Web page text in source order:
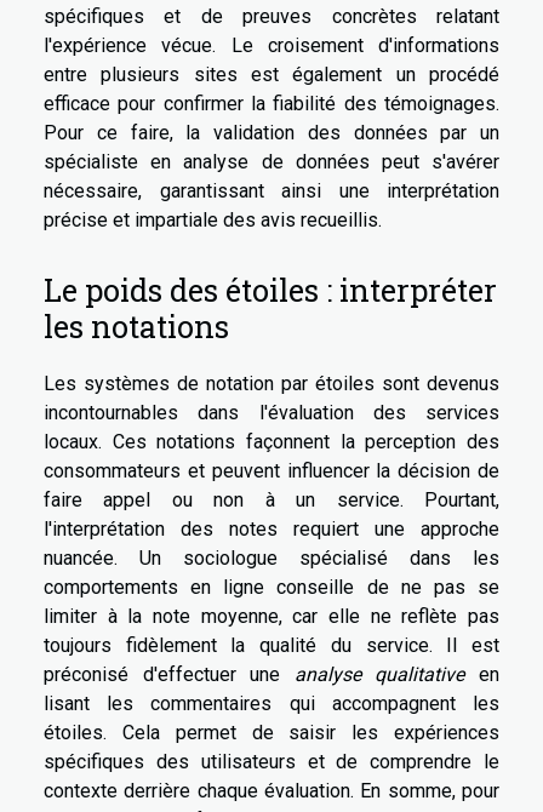
spécifiques et de preuves concrètes relatant
l'expérience vécue. Le croisement d'informations
entre plusieurs sites est également un procédé
efficace pour confirmer la fiabilité des témoignages.
Pour ce faire, la validation des données par un
spécialiste en analyse de données peut s'avérer
nécessaire, garantissant ainsi une interprétation
précise et impartiale des avis recueillis.
Le poids des étoiles : interpréter
les notations
Les systèmes de notation par étoiles sont devenus
incontournables dans l'évaluation des services
locaux. Ces notations façonnent la perception des
consommateurs et peuvent influencer la décision de
faire appel ou non à un service. Pourtant,
l'interprétation des notes requiert une approche
nuancée. Un sociologue spécialisé dans les
comportements en ligne conseille de ne pas se
limiter à la note moyenne, car elle ne reflète pas
toujours fidèlement la qualité du service. Il est
préconisé d'effectuer une analyse qualitativeen
lisant les commentaires qui accompagnent les
étoiles. Cela permet de saisir les expériences
spécifiques des utilisateurs et de comprendre le
contexte derrière chaque évaluation. En somme, pour